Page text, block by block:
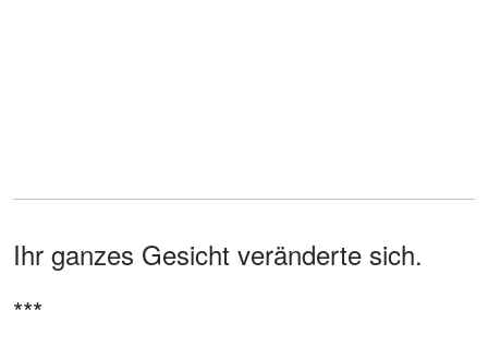
Ihr ganzes Gesicht veränderte sich.
***